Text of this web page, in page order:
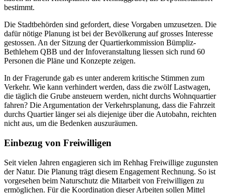
bestimmt.
Die Stadtbehörden sind gefordert, diese Vorgaben umzusetzen. Die
dafür nötige Planung ist bei der Bevölkerung auf grosses Interesse
gestossen. An der Sitzung der Quartierkommission Bümpliz-
Bethlehem QBB und der Infoveranstaltung liessen sich rund 60
Personen die Pläne und Konzepte zeigen.
In der Fragerunde gab es unter anderem kritische Stimmen zum
Verkehr. Wie kann verhindert werden, dass die zwölf Lastwagen,
die täglich die Grube ansteuern werden, nicht durchs Wohnquartier
fahren? Die Argumentation der Verkehrsplanung, dass die Fahrzeit
durchs Quartier länger sei als diejenige über die Autobahn, reichten
nicht aus, um die Bedenken auszuräumen.
Einbezug von Freiwilligen
Seit vielen Jahren engagieren sich im Rehhag Freiwillige zugunsten
der Natur. Die Planung trägt diesem Engagement Rechnung. So ist
vorgesehen beim Naturschutz die Mitarbeit von Freiwilligen zu
ermöglichen. Für die Koordination dieser Arbeiten sollen Mittel